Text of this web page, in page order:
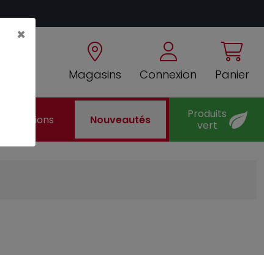
Magasins Connexion Panier
Promotions Nouveautés
Produits
vert
×